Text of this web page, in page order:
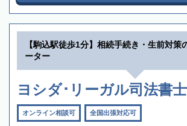
【駒込駅徒歩1分】相続手続き・生前対策
ーター
ヨシダ･リーガル司法書
オンライン相談可 全国出張対応可